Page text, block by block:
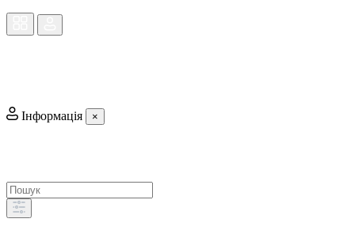
Інформація ×